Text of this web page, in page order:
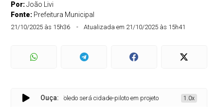
Por:João Livi
Fonte: Prefeitura Municipal
21/10/2025 às 15h36 Atualizada em 21/10/2025 às 15h41
Ouça:
Toledo será cidade-piloto em projeto inédito de 1.0x